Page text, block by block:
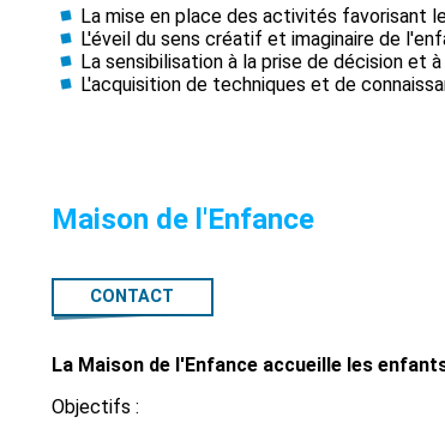
La mise en place des activités favorisant
L'éveil du sens créatif et imaginaire de
La sensibilisation à la prise de décision et
L'acquisition de techniques et de
Maison de l'Enfance
CONTACT
La Maison de l'Enfance accueille les
Objectifs :